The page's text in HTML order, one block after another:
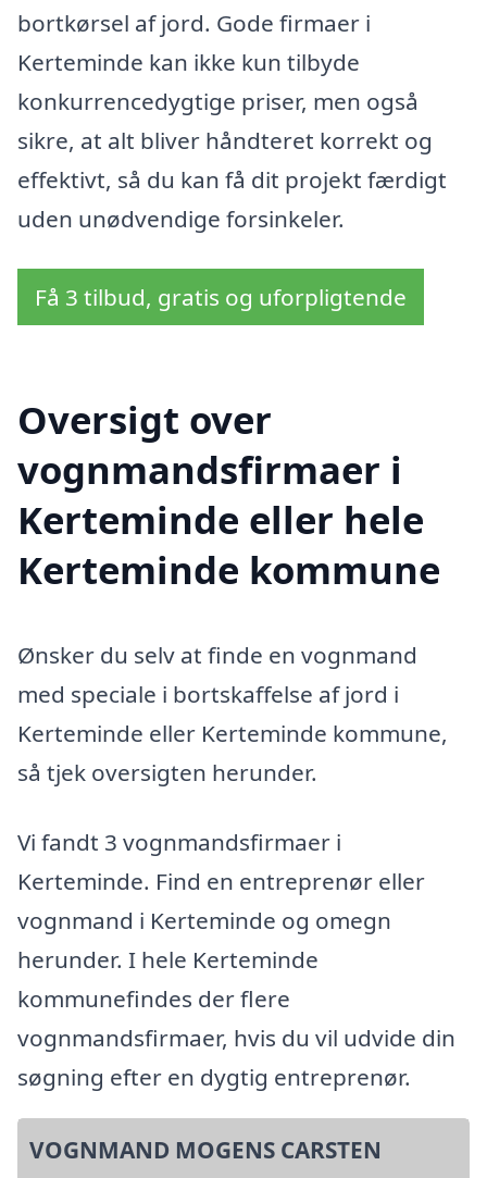
bortkørsel af jord. Gode firmaer i
Kerteminde kan ikke kun tilbyde
konkurrencedygtige priser, men også
sikre, at alt bliver håndteret korrekt og
effektivt, så du kan få dit projekt færdigt
uden unødvendige forsinkeler.
Få 3 tilbud, gratis og uforpligtende
Oversigt over
vognmandsfirmaer i
Kerteminde eller hele
Kerteminde kommune
Ønsker du selv at finde en vognmand
med speciale i bortskaffelse af jord i
Kerteminde eller Kerteminde kommune,
så tjek oversigten herunder.
Vi fandt 3 vognmandsfirmaer i
Kerteminde. Find en entreprenør eller
vognmand i Kerteminde og omegn
herunder. I hele Kerteminde
kommunefindes der flere
vognmandsfirmaer, hvis du vil udvide din
søgning efter en dygtig entreprenør.
VOGNMAND MOGENS CARSTEN